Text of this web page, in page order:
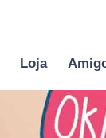
Loja